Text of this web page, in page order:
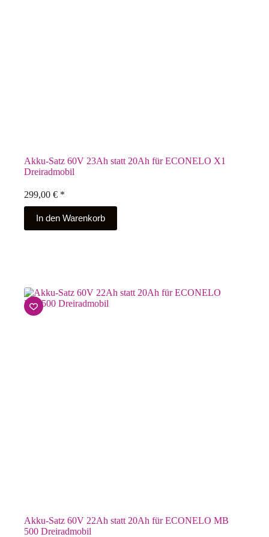
Akku-Satz 60V 23Ah statt 20Ah für ECONELO X1
Dreiradmobil
299,00 € *
In den Warenkorb
Akku-Satz 60V 22Ah statt 20Ah für ECONELO MB
500 Dreiradmobil